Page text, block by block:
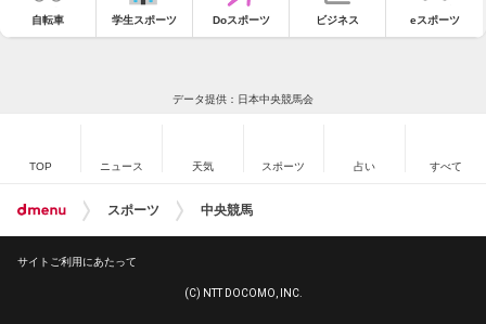
自転車 学生スポーツ Doスポーツ ビジネス eスポーツ
データ提供：日本中央競馬会
TOP ニュース 天気 スポーツ 占い すべて
スポーツ 中央競馬
サイトご利用にあたって
(C) NTT DOCOMO, INC.